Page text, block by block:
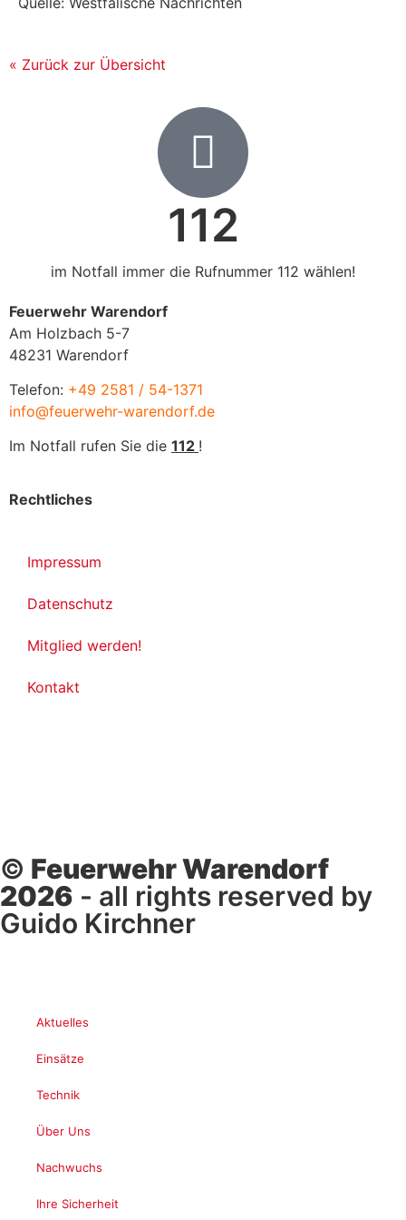
« Zurück zur Übersicht
112
im Notfall immer die Rufnummer 112 wählen!
Feuerwehr Warendorf
Am Holzbach 5-7
48231 Warendorf
Telefon: +49 2581 / 54-1371
info@feuerwehr-warendorf.de
Im Notfall rufen Sie die 112 !
Rechtliches
Impressum
Datenschutz
Mitglied werden!
Kontakt
© Feuerwehr Warendorf
2026 - all rights reserved by
Guido Kirchner
Aktuelles
Einsätze
Technik
Über Uns
Nachwuchs
Ihre Sicherheit